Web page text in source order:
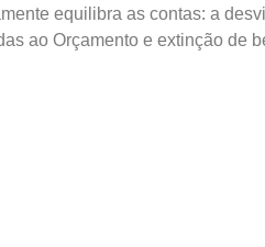
equilibra as contas: a
ao Orçamento e extinção de